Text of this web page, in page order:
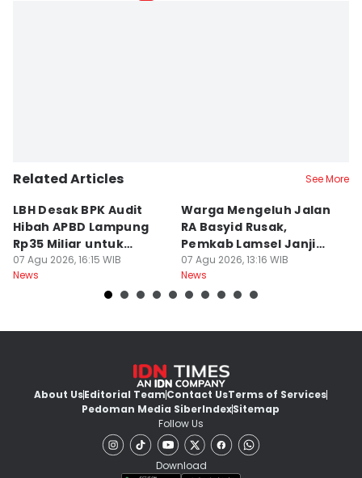
Related Articles See More
LBH Desak BPK Audit
Hibah APBD Lampung
Rp35 Miliar untuk
Kejaksaan
07 Agu 2026, 16:15 WIB
News
Warga Mengeluh Jalan
RA Basyid Rusak,
Pemkab Lamsel Janji
Segera Perbaiki
07 Agu 2026, 13:16 WIB
News
About UsEditorial TeamContact UsTerms of Services
Pedoman Media SiberIndexSitemap
Follow Us
Download